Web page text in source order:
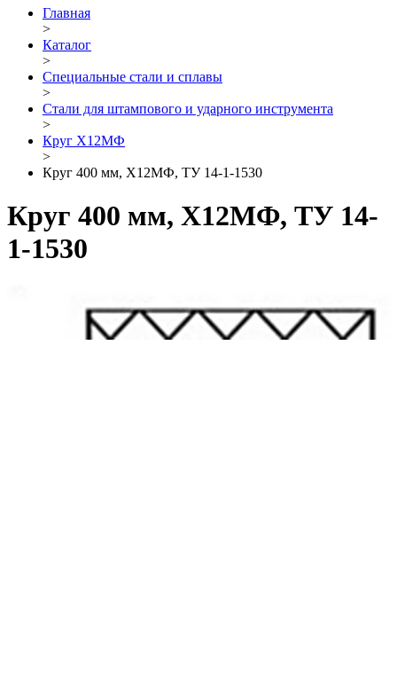
Главная
>
Каталог
>
Специальные стали и сплавы
>
Стали для штампового и ударного инструмента
>
Круг Х12МФ
>
Круг 400 мм, Х12МФ, ТУ 14-1-1530
Круг 400 мм, Х12МФ, ТУ 14-
1-1530